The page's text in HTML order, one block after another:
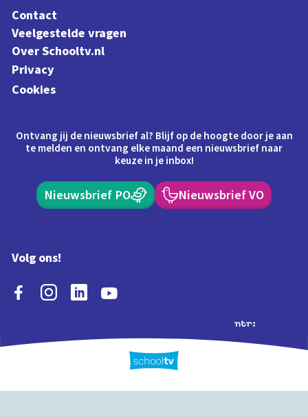
Contact
Veelgestelde vragen
Over Schooltv.nl
Privacy
Cookies
Ontvang jij de nieuwsbrief al? Blijf op de hoogte door je aan
te melden en ontvang elke maand een nieuwsbrief naar
keuze in je inbox!
Nieuwsbrief PO Nieuwsbrief VO
Volg ons!